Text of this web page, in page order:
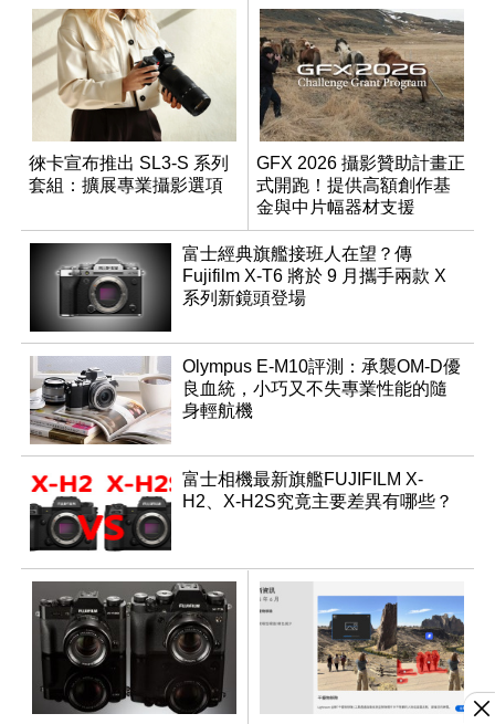
徠卡宣布推出 SL3-S 系列
套組：擴展專業攝影選項
GFX 2026 攝影贊助計畫正
式開跑！提供高額創作基
金與中片幅器材支援
富士經典旗艦接班人在望？傳
Fujifilm X-T6 將於 9 月攜手兩款 X
系列新鏡頭登場
Olympus E-M10評測：承襲OM-D優
良血統，小巧又不失專業性能的隨
身輕航機
富士相機最新旗艦FUJIFILM X-
H2、X-H2S究竟主要差異有哪些？